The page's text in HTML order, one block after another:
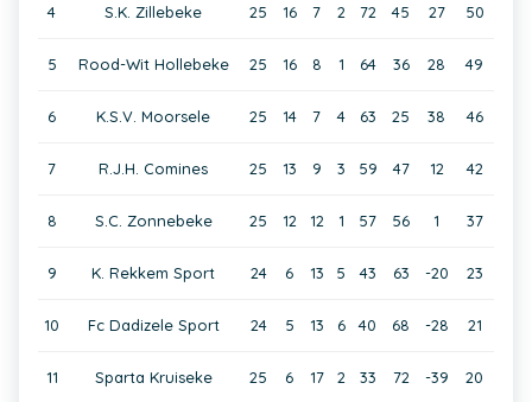
4 S.K. Zillebeke 25 16 7 2 72 45 27 50
5 Rood-Wit Hollebeke 25 16 8 1 64 36 28 49
6 K.S.V. Moorsele 25 14 7 4 63 25 38 46
7 R.J.H. Comines 25 13 9 3 59 47 12 42
8 S.C. Zonnebeke 25 12 12 1 57 56 1 37
9 K. Rekkem Sport 24 6 13 5 43 63 -20 23
10 Fc Dadizele Sport 24 5 13 6 40 68 -28 21
11 Sparta Kruiseke 25 6 17 2 33 72 -39 20